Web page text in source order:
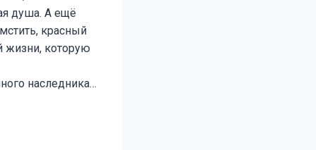
душа. А ещё
красный
жизни, которую
наследника…